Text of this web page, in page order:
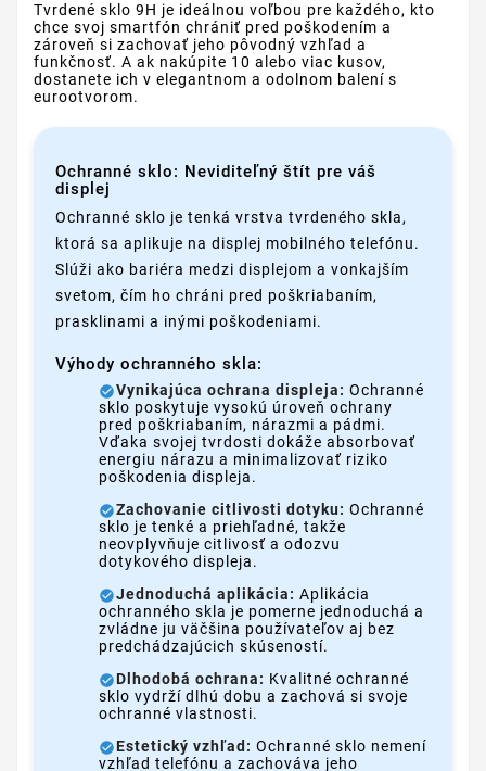
Tvrdené sklo 9H je ideálnou voľbou pre každého, kto
chce svoj smartfón chrániť pred poškodením a
zároveň si zachovať jeho pôvodný vzhľad a
funkčnosť. A ak nakúpite 10 alebo viac kusov,
dostanete ich v elegantnom a odolnom balení s
eurootvorom.
Ochranné sklo: Neviditeľný štít pre váš
displej
Ochranné sklo je tenká vrstva tvrdeného skla,
ktorá sa aplikuje na displej mobilného telefónu.
Slúži ako bariéra medzi displejom a vonkajším
svetom, čím ho chráni pred poškriabaním,
prasklinami a inými poškodeniami.
Výhody ochranného skla:
Vynikajúca ochrana displeja: Ochranné
sklo poskytuje vysokú úroveň ochrany
pred poškriabaním, nárazmi a pádmi.
Vďaka svojej tvrdosti dokáže absorbovať
energiu nárazu a minimalizovať riziko
poškodenia displeja.
Zachovanie citlivosti dotyku: Ochranné
sklo je tenké a priehľadné, takže
neovplyvňuje citlivosť a odozvu
dotykového displeja.
Jednoduchá aplikácia: Aplikácia
ochranného skla je pomerne jednoduchá a
zvládne ju väčšina používateľov aj bez
predchádzajúcich skúseností.
Dlhodobá ochrana: Kvalitné ochranné
sklo vydrží dlhú dobu a zachová si svoje
ochranné vlastnosti.
Estetický vzhľad: Ochranné sklo nemení
vzhľad telefónu a zachováva jeho